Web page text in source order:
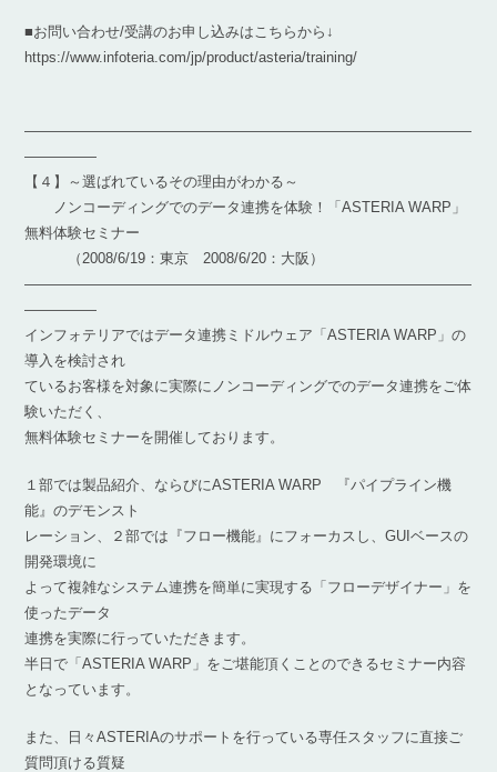
■お問い合わせ/受講のお申し込みはこちらから↓
https://www.infoteria.com/jp/product/asteria/training/
―――――――――――――――――――――――――――――――
―――――
【４】～選ばれているその理由がわかる～
ノンコーディングでのデータ連携を体験！「ASTERIA WARP」
無料体験セミナー
（2008/6/19：東京 2008/6/20：大阪）
―――――――――――――――――――――――――――――――
―――――
インフォテリアではデータ連携ミドルウェア「ASTERIA WARP」の
導入を検討され
ているお客様を対象に実際にノンコーディングでのデータ連携をご体
験いただく、
無料体験セミナーを開催しております。
１部では製品紹介、ならびにASTERIA WARP 『パイプライン機
能』のデモンスト
レーション、２部では『フロー機能』にフォーカスし、GUIベースの
開発環境に
よって複雑なシステム連携を簡単に実現する「フローデザイナー」を
使ったデータ
連携を実際に行っていただきます。
半日で「ASTERIA WARP」をご堪能頂くことのできるセミナー内容
となっています。
また、日々ASTERIAのサポートを行っている専任スタッフに直接ご
質問頂ける質疑